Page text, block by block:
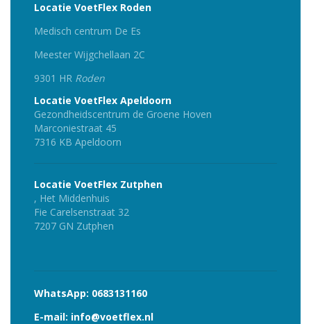
Locatie VoetFlex Roden
Medisch centrum De Es
Meester Wijgchellaan 2C
9301 HR Roden
Locatie VoetFlex Apeldoorn
Gezondheidscentrum de Groene Hoven
Marconiestraat 45
7316 KB Apeldoorn
Locatie VoetFlex Zutphen
, Het Middenhuis
Fie Carelsenstraat 32
7207 GN Zutphen
WhatsApp: 0683131160
E-mail: info@voetflex.nl